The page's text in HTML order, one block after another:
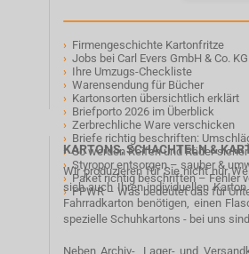
› Firmengeschichte Kartonfritze
› Jobs bei Carl Evers GmbH & Co. KG
› Ihre Umzugs-Checkliste
› Warensendung für Bücher
› Kartonsorten übersichtlich erklärt
› Briefporto 2026 im Überblick
› Zerbrechliche Ware verschicken
› Briefe richtig beschriften:
› So werden Reifen und Räder
› Styropor entsorgen – sauber &
› Paket richtig beschriften – Fehler
› PPWR – Was bedeutet das für
KARTONS, SCHACHTELN &
Wir produzieren für Sie nicht nur
sich auch Ihren individuellen
Fahrradkarton benötigen, einen
spezielle Schuhkartons - bei uns
Neben Archiv-, Lager- und